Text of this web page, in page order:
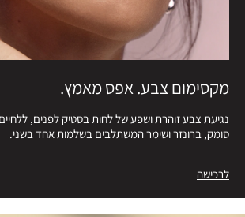
מקסימום צבע. אפס מאמץ.
נגיעת צבע זוהרת ושפע של לחות בסטיק לפנים, ללחיים
סומק, ברונזר ושימר המשתלבים בשלמות אחד בשני.
לרכישה